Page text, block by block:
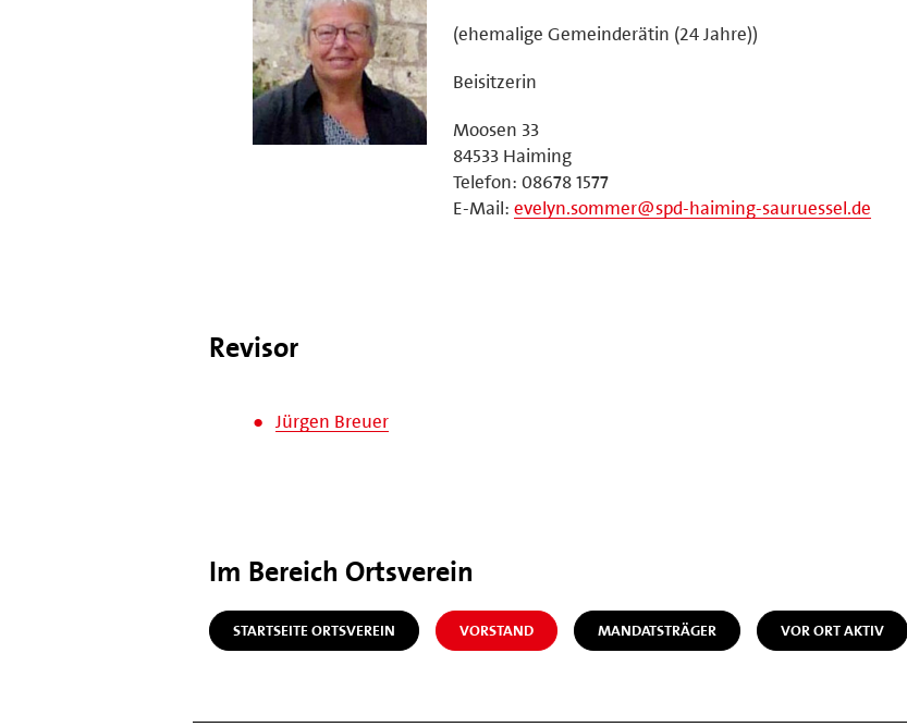
(ehemalige Gemeinderätin (24 Jahre))
Beisitzerin
Moosen 33
84533 Haiming
Telefon: 08678 1577
E-Mail: evelyn.sommer@spd-haiming-sauruessel.de
Revisor
Jürgen Breuer
Im Bereich Ortsverein
STARTSEITE ORTSVEREIN VORSTAND MANDATSTRÄGER VOR ORT AKTIV